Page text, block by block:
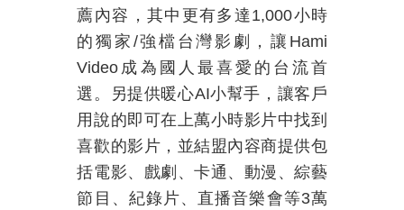
薦內容，其中更有多達 1,000小時
的獨家 /強檔台灣影劇，讓 Hami
Video 成為國人最喜愛的台流首
選。另提供暖心AI小幫手，讓客戶
用說的即可在上萬小時影片中找到
喜歡的影片，並結盟內容商提供包
括電影、戲劇、卡通、動漫、綜藝
節目、紀錄片、直播音樂會等3萬